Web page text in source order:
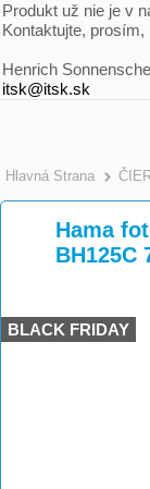
Produkt už nie je v
Kontaktujte,
Henrich
itsk@itsk.sk
Hlavná Strana
Hama
BH125C
BLACK FRIDAY